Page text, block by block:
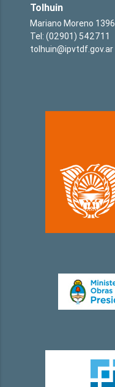
Tolhuin
Mariano Moreno 1396
Tel: (02901) 542711
tolhuin@ipvtdf.gov.ar